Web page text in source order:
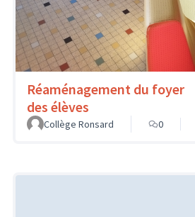
Réaménagement du foyer
des élèves
Collège Ronsard
0